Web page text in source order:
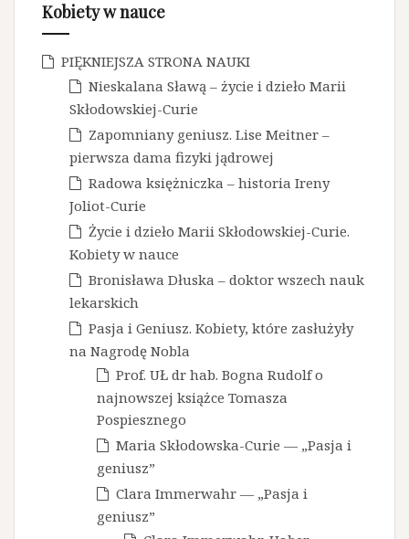
Kobiety w nauce
PIĘKNIEJSZA STRONA NAUKI
Nieskalana Sławą – życie i dzieło Marii
Skłodowskiej-Curie
Zapomniany geniusz. Lise Meitner –
pierwsza dama fizyki jądrowej
Radowa księżniczka – historia Ireny
Joliot-Curie
Życie i dzieło Marii Skłodowskiej-Curie.
Kobiety w nauce
Bronisława Dłuska – doktor wszech nauk
lekarskich
Pasja i Geniusz. Kobiety, które zasłużyły
na Nagrodę Nobla
Prof. UŁ dr hab. Bogna Rudolf o
najnowszej książce Tomasza
Pospiesznego
Maria Skłodowska-Curie — „Pasja i
geniusz”
Clara Immerwahr — „Pasja i
geniusz”